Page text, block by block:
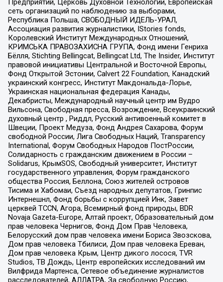
Предприятий, Церковь Духовной Технологии, Европейская
сеть организаций по наблюдению за выборами,
Республика Польша, СВОБОДНЫЙ ИДЕЛЬ-УРАЛ,
Ассоциация развития журналистики, IStories fonds,
Королевский Институт Международных Отношений,
КРИМСЬКА ПРАВОЗАХИСНА ГРУПА, Фонд имени Генриха
Бёлля, Stichting Bellingcat, Bellingcat Ltd, The Insider, Институт
правовой инициативы Центральной и Восточной Европы,
Фонд Открытой Эстонии, Calvert 22 Foundation, Канадский
украинский конгресс, Институт Макдональда-Лорье,
Украинская национальная федерация Канады,
Декабристы, Международный научный центр им Вудро
Вильсона, Свободная пресса, Возрождение, Всеукраинский
духовный центр , Риддл, Русский антивоенный комитет в
Швеции, Проект Медуза, Фонд Андрея Сахарова, Форум
свободной России, Лига Свободных Наций, Transparеncy
International, Форум Свободных Народов ПостРоссии,
Солидарность с гражданским движением в России –
Solidarus, КрымSOS, Свободный университет, Институт
государственного управления, Форум гражданского
общества Россия, Беллона, Союз жителей островов
Тисима и Хабомаи, Съезд народных депутатов, Гринпис
Интернешнл, Фонд борьбы с коррупцией Инк, Завет
церквей TCCN, Агора, Всемирный фонд природы, BDR
Novaja Gazeta-Europe, Алтай проект, Образовательный дом
прав человека Чернигов, Фонд Дом Прав Человека,
Белорусский дом прав человека имени Бориса Звозскова,
Дом прав человека Тбилиси, Дом прав человека Ереван,
Дом прав человека Крым, Центр дикого лосося, TVR
Studios, ТВ Дождь, Центр европейских исследований им
Вилфрида Мартенса, Сетевое объединение журналистов
расследователей, АЛЛАТРА, За свободную Россию,